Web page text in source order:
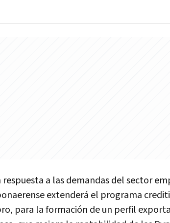
respuesta a las demandas del sector
extenderá el programa
para la formación de un perfil